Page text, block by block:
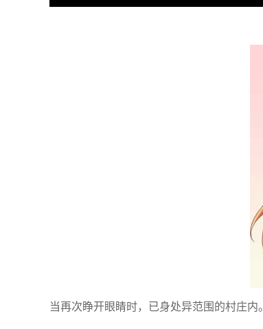
当再次睁开眼睛时，已身处异范围的村庄内。